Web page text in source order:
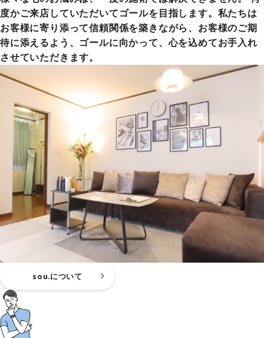
度かご来店していただいてゴールを目指します。私たちは
お客様に寄り添って信頼関係を築きながら、お客様のご期
待に添えるよう、ゴールに向かって、心を込めてお手入れ
させていただきます。
sou.について